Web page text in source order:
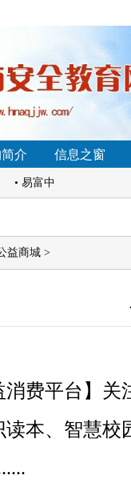
介 信息之窗
期，擂鼓再出征——邵东
• 易富中
• 肖思琳
• 肖军期
期，擂鼓再出征——邵东
• 易富中
益商城 >
消费平台】
读本、智慧校